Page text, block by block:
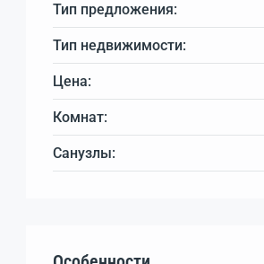
Тип предложения:
Тип недвижимости:
Цена:
Комнат:
Санузлы: